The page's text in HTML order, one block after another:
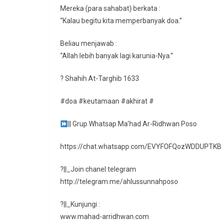
Mereka (para sahabat) berkata :
“Kalau begitu kita memperbanyak doa.”
Beliau menjawab :
“Allah lebih banyak lagi karunia-Nya.”
? Shahih At-Targhib 1633
#doa #keutamaan #akhirat #
|| Grup Whatsap Ma’had Ar-Ridhwan Poso
https://chat.whatsapp.com/
?||_Join chanel telegram
http://telegram.me/ahlussunnahposo
?||_Kunjungi :
www.mahad-arridhwan.com